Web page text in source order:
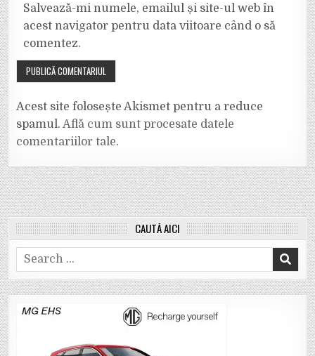
Salvează-mi numele, emailul și site-ul web în
acest navigator pentru data viitoare când o să
comentez.
Acest site folosește Akismet pentru a reduce
spamul.Află cum sunt procesate datele
comentariilor tale.
CAUTĂ AICI
Search
for: